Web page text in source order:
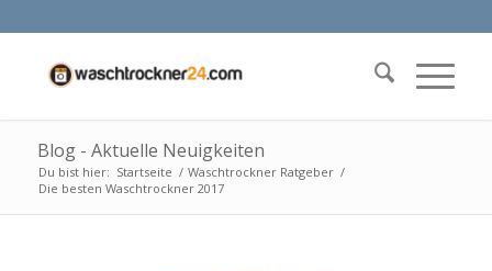
Blog - Aktuelle Neuigkeiten
Du bist hier: Startseite / Waschtrockner Ratgeber /
Die besten Waschtrockner 2017